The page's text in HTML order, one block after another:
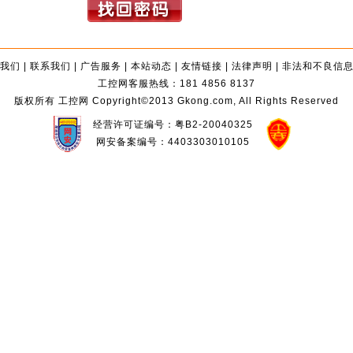
们 | 联系我们 | 广告服务 | 本站动态 | 友情链接 | 法律声明 | 非法和不良信
工控网客服热线：181 4856 8137
版权所有 工控网 Copyright©2013 Gkong.com, All Rights Reserved
经营许可证编号：粤B2-20040325
网安备案编号：4403303010105